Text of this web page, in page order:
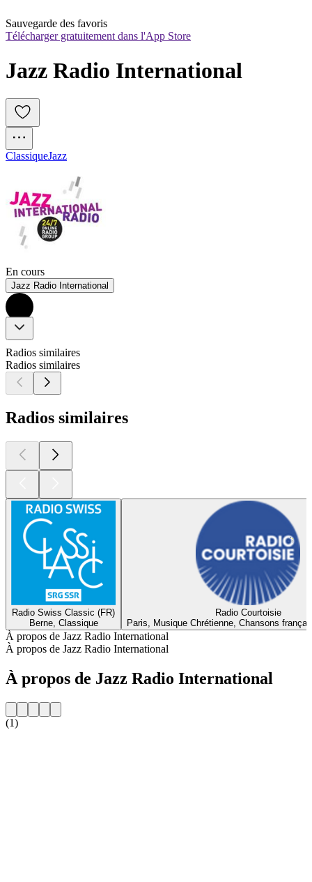
Sauvegarde des favoris
Télécharger gratuitement dans l'App Store
Jazz Radio International
ClassiqueJazz
En cours
Jazz Radio International
Radios similaires
Radios similaires
Radios similaires
Radio Swiss Classic (FR)
Berne, Classique
Radio Courtoisie
Paris, Musique Chrétienne, Chansons
À propos de Jazz Radio International
À propos de Jazz Radio International
À propos de Jazz Radio International
(1)